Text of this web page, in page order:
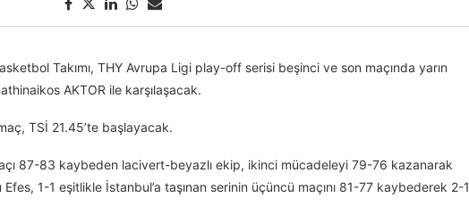
Takımı, THY Avrupa Ligi play-off serisi beşinci ve son maçında yarın
AKTOR ile karşılaşacak.
TSİ 21.45’te başlayacak.
87-83 kaybeden lacivert-beyazlı ekip, ikinci mücadeleyi 79-76 kazanarak
1-1 eşitlikle İstanbul’a taşınan serinin üçüncü maçını 81-77 kaybederek 2-1